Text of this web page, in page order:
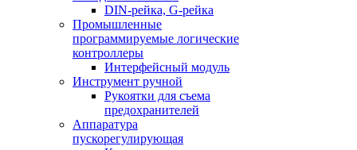
DIN-рейка, G-рейка
Промышленные
программируемые логические
контроллеры
Интерфейсный модуль
Инструмент ручной
Рукоятки для съема
предохранителей
Аппаратура
пускорегулирующая